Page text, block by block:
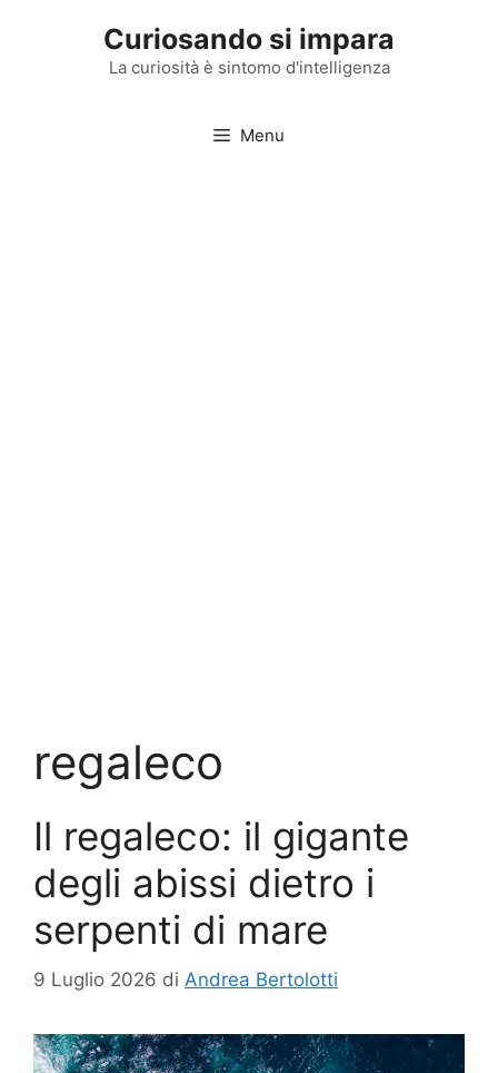
Curiosando si impara
La curiosità è sintomo d'intelligenza
Menu
regaleco
Il regaleco: il gigante
degli abissi dietro i
serpenti di mare
9 Luglio 2026 di Andrea Bertolotti